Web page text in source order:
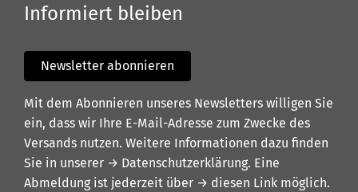
Informiert bleiben
Newsletter abonnieren
Mit dem Abonnieren unseres Newsletters willigen Sie
ein, dass wir Ihre E-Mail-Adresse zum Zwecke des
Versands nutzen. Weitere Informationen dazu finden
Sie in unserer → Datenschutzerklärung. Eine
Abmeldung ist jederzeit über → diesen Link möglich.